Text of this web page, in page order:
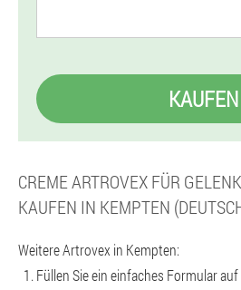
KAUFEN
CREME ARTROVEX FÜR
KAUFEN IN KEMPTEN
Weitere Artrovex in Kempten:
Füllen Sie ein einfaches Formular